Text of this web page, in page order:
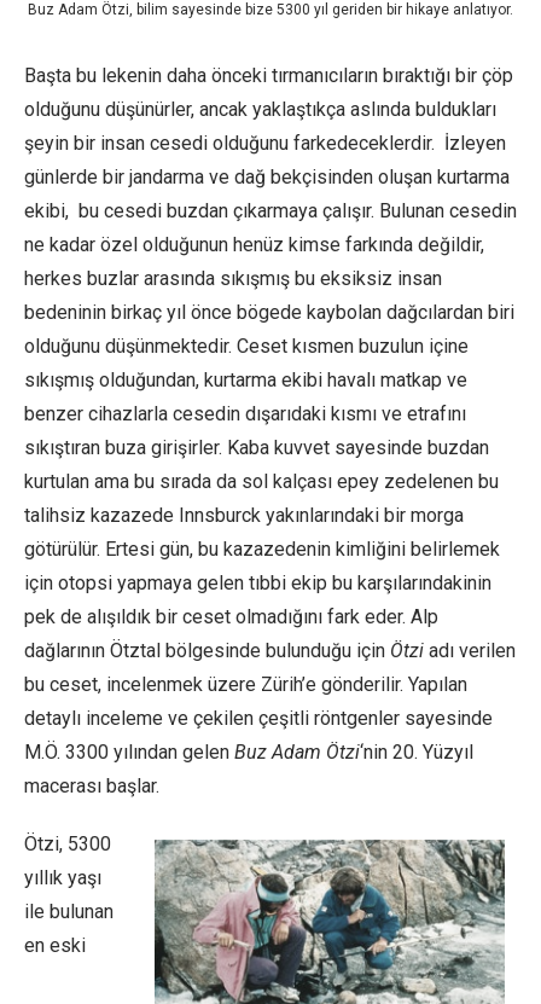
Buz Adam Ötzi, bilim sayesinde bize 5300 yıl geriden bir hikaye anlatıyor.
Başta bu lekenin daha önceki tırmanıcıların bıraktığı bir çöp
olduğunu düşünürler, ancak yaklaştıkça aslında buldukları
şeyin bir insan cesedi olduğunu farkedeceklerdir. İzleyen
günlerde bir jandarma ve dağ bekçisinden oluşan kurtarma
ekibi, bu cesedi buzdan çıkarmaya çalışır. Bulunan cesedin
ne kadar özel olduğunun henüz kimse farkında değildir,
herkes buzlar arasında sıkışmış bu eksiksiz insan
bedeninin birkaç yıl önce bögede kaybolan dağcılardan biri
olduğunu düşünmektedir. Ceset kısmen buzulun içine
sıkışmış olduğundan, kurtarma ekibi havalı matkap ve
benzer cihazlarla cesedin dışarıdaki kısmı ve etrafını
sıkıştıran buza girişirler. Kaba kuvvet sayesinde buzdan
kurtulan ama bu sırada da sol kalçası epey zedelenen bu
talihsiz kazazede Innsburck yakınlarındaki bir morga
götürülür. Ertesi gün, bu kazazedenin kimliğini belirlemek
için otopsi yapmaya gelen tıbbi ekip bu karşılarındakinin
pek de alışıldık bir ceset olmadığını fark eder. Alp
dağlarının Ötztal bölgesinde bulunduğu için Ötzi adı verilen
bu ceset, incelenmek üzere Zürih’e gönderilir. Yapılan
detaylı inceleme ve çekilen çeşitli röntgenler sayesinde
M.Ö. 3300 yılından gelen Buz Adam Ötzi‘nin 20. Yüzyıl
macerası başlar.
Ötzi, 5300
yıllık yaşı
ile bulunan
en eski